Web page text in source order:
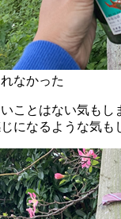
なかった
ことはない気もし
になるような気も